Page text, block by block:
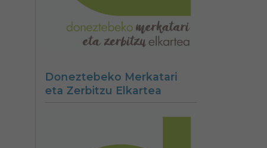
Doneztebeko Merkatari
eta Zerbitzu Elkartea